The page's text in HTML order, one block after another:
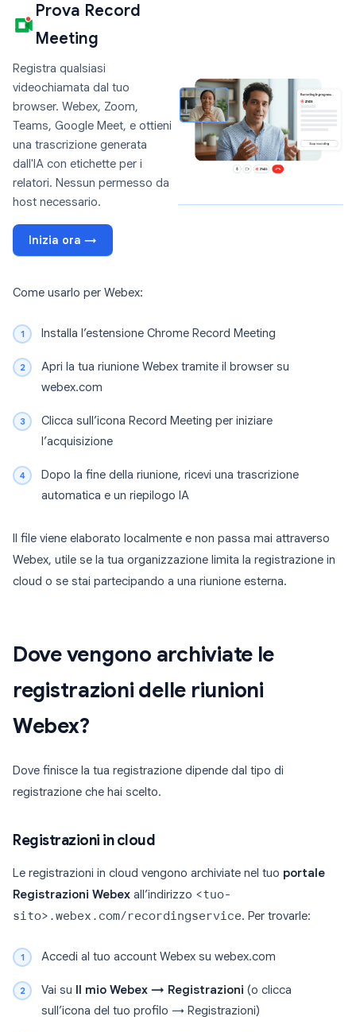
Prova Record
Meeting
Registra qualsiasi
videochiamata dal tuo
browser. Webex, Zoom,
Teams, Google Meet, e ottieni
una trascrizione generata
dall'IA con etichette per i
relatori. Nessun permesso da
host necessario.
Inizia ora →
Come usarlo per Webex:
Installa l’estensione Chrome Record Meeting
Apri la tua riunione Webex tramite il browser su
webex.com
Clicca sull’icona Record Meeting per iniziare
l’acquisizione
Dopo la fine della riunione, ricevi una trascrizione
automatica e un riepilogo IA
Il file viene elaborato localmente e non passa mai attraverso
Webex, utile se la tua organizzazione limita la registrazione in
cloud o se stai partecipando a una riunione esterna.
Dove vengono archiviate le
registrazioni delle riunioni
Webex?
Dove finisce la tua registrazione dipende dal tipo di
registrazione che hai scelto.
Registrazioni in cloud
Le registrazioni in cloud vengono archiviate nel tuo portale
Registrazioni Webex all’indirizzo <tuo-
sito>.webex.com/recordingservice. Per trovarle:
Accedi al tuo account Webex su webex.com
Vai su Il mio Webex → Registrazioni (o clicca
sull’icona del tuo profilo → Registrazioni)